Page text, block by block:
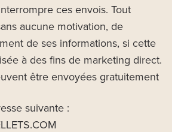
ces envois. Tout
aucune motivation, de
de ses informations, si cette
à des fins de marketing direct.
être envoyées gratuitement
suivante :